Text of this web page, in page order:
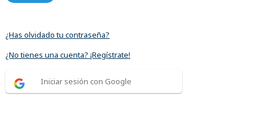
¿Has olvidado tu contraseña?
¿No tienes una cuenta? ¡Regístrate!
Iniciar sesión con Google